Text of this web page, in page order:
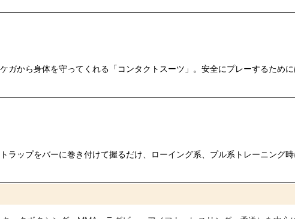
ガから身体を守ってくれる「コンタクトスーツ」。安全にプレーするため
ラップをバーに巻き付けて握るだけ、ローイング系、プル系トレーニング